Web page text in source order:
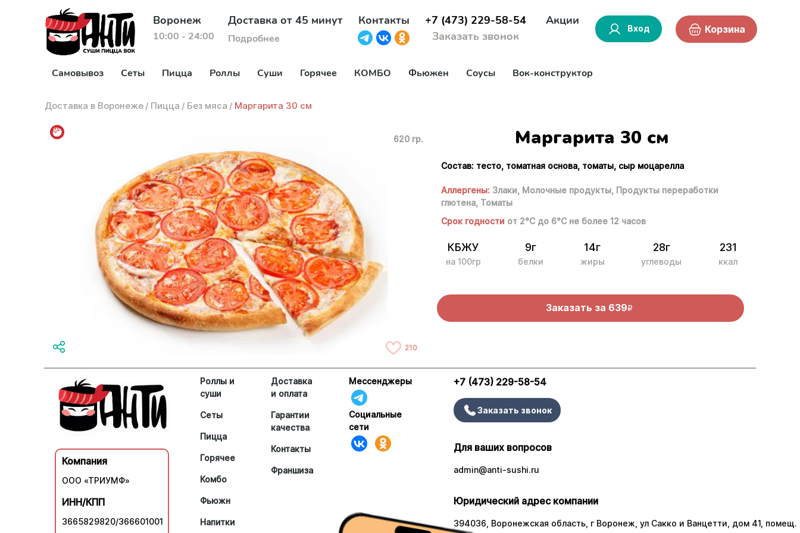
Воронеж
10:00 - 24:00
Доставка от 45 минут
Подробнее
Контакты
+7 (473) 229-58-54
Заказать звонок
Акции
Вход Корзина
Самовывоз Сеты Пицца Роллы Суши Горячее КОМБО Фьюжен Соусы Вок-конструктор
Доставка в Воронеже / Пицца / Без мяса / Маргарита 30 см
620 гр.
210
Маргарита 30 см
Состав: тесто, томатная основа, томаты, сыр моцарелла
Аллергены: Злаки, Молочные продукты, Продукты переработки
глютена, Томаты
Срок годности от 2°С до 6°С не более 12 часов
КБЖУ
на 100гр
9г
белки
14г
жиры
28г
углеводы
231
ккал
Заказать за 639R
Компания
ООО «ТРИУМФ»
ИНН/КПП
3665829820/366601001
Роллы и
суши
Сеты
Пицца
Горячее
Комбо
Фьюжн
Напитки
Доставка
и оплата
Гарантии
качества
Контакты
Франшиза
Мессенджеры
Социальные
сети
+7 (473) 229-58-54
Заказать звонок
Для ваших вопросов
admin@anti-sushi.ru
Юридический адрес компании
394036, Воронежская область, г Воронеж, ул Сакко и Ванцетти, дом 41, помещ.